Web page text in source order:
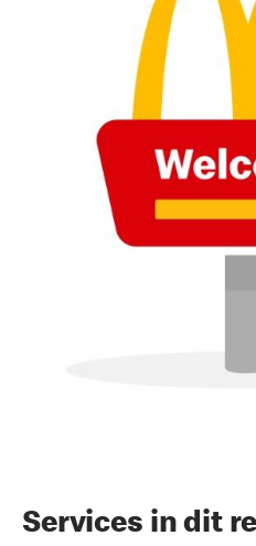
Services in dit